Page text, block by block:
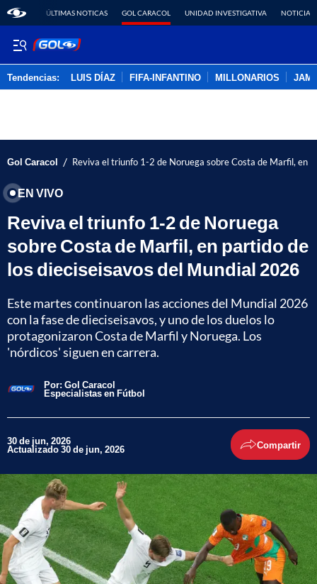
ÚLTIMAS NOTICAS GOL CARACOL UNIDAD INVESTIGATIVA NOTICIAS
Tendencias: LUIS DÍAZ FIFA-INFANTINO MILLONARIOS
Gol Caracol / Reviva el triunfo 1-2 de Noruega sobre Costa de Marfil, en
EN VIVO
Reviva el triunfo 1-2 de Noruega
sobre Costa de Marfil, en partido de
los dieciseisavos del Mundial 2026
Este martes continuaron las acciones del Mundial 2026
con la fase de dieciseisavos, y uno de los duelos lo
protagonizaron Costa de Marfil y Noruega. Los
'nórdicos' siguen en carrera.
Por: Gol Caracol
Especialistas en Fútbol
30 de jun, 2026
Actualizado 30 de jun, 2026 Compartir